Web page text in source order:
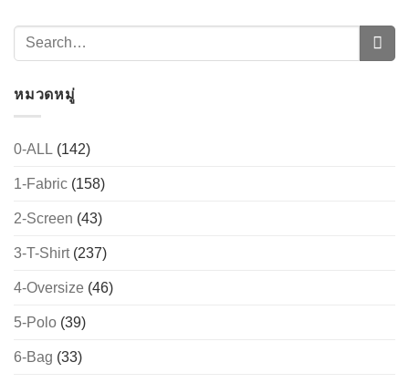
หมวดหมู่
0-ALL (142)
1-Fabric (158)
2-Screen (43)
3-T-Shirt(237)
4-Oversize (46)
5-Polo (39)
6-Bag (33)